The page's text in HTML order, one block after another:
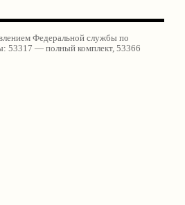
Федеральной службы по
53317 — полный комплект, 53366